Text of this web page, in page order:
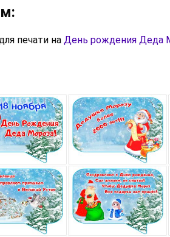
печати на День рождения Деда